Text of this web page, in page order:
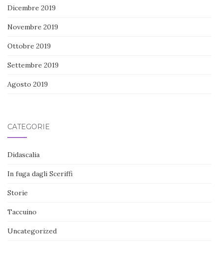
Dicembre 2019
Novembre 2019
Ottobre 2019
Settembre 2019
Agosto 2019
CATEGORIE
Didascalia
In fuga dagli Sceriffi
Storie
Taccuino
Uncategorized